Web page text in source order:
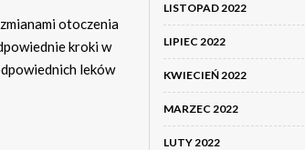
otoczenia
kroki w
leków
LISTOPAD 2022
LIPIEC 2022
KWIECIEŃ 2022
MARZEC 2022
LUTY 2022